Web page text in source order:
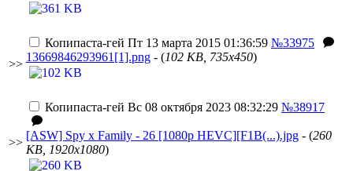
>>
Копипаста-гей Пт 13 марта 2015 01:36:59 №33975
13669846293961[1].png - (102 KB, 735x450)
>>
Копипаста-гей Вс 08 октября 2023 08:32:29 №38917
[ASW] Spy x Family - 26 [1080p HEVC][F1B(...).jpg - (260
KB, 1920x1080)